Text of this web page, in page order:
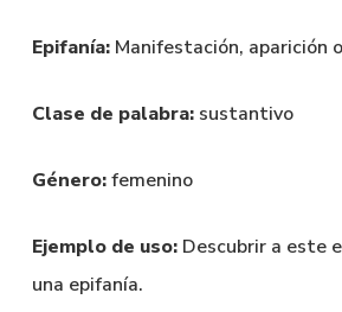
Epifanía:Manifestación, aparición
Clase de palabra:sustantivo
Género:femenino
Ejemplo de uso:Descubrir a este
una epifanía.